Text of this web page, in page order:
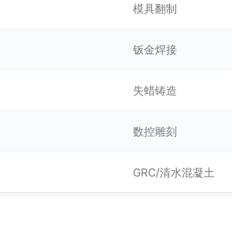
模具翻制
钣金焊接
失蜡铸造
数控雕刻
GRC/清水混凝土